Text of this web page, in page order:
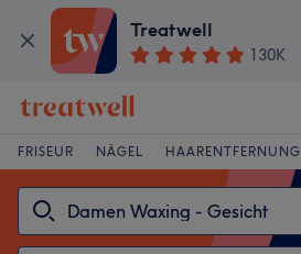
Treatwell
130K
FRISEUR NÄGEL HAARENTFERNUNG